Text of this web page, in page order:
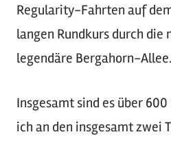
Regularity-Fahrten auf
langen Rundkurs durch
legendäre Bergahorn-Allee.
Insgesamt sind es über
ich an den insgesamt zwei